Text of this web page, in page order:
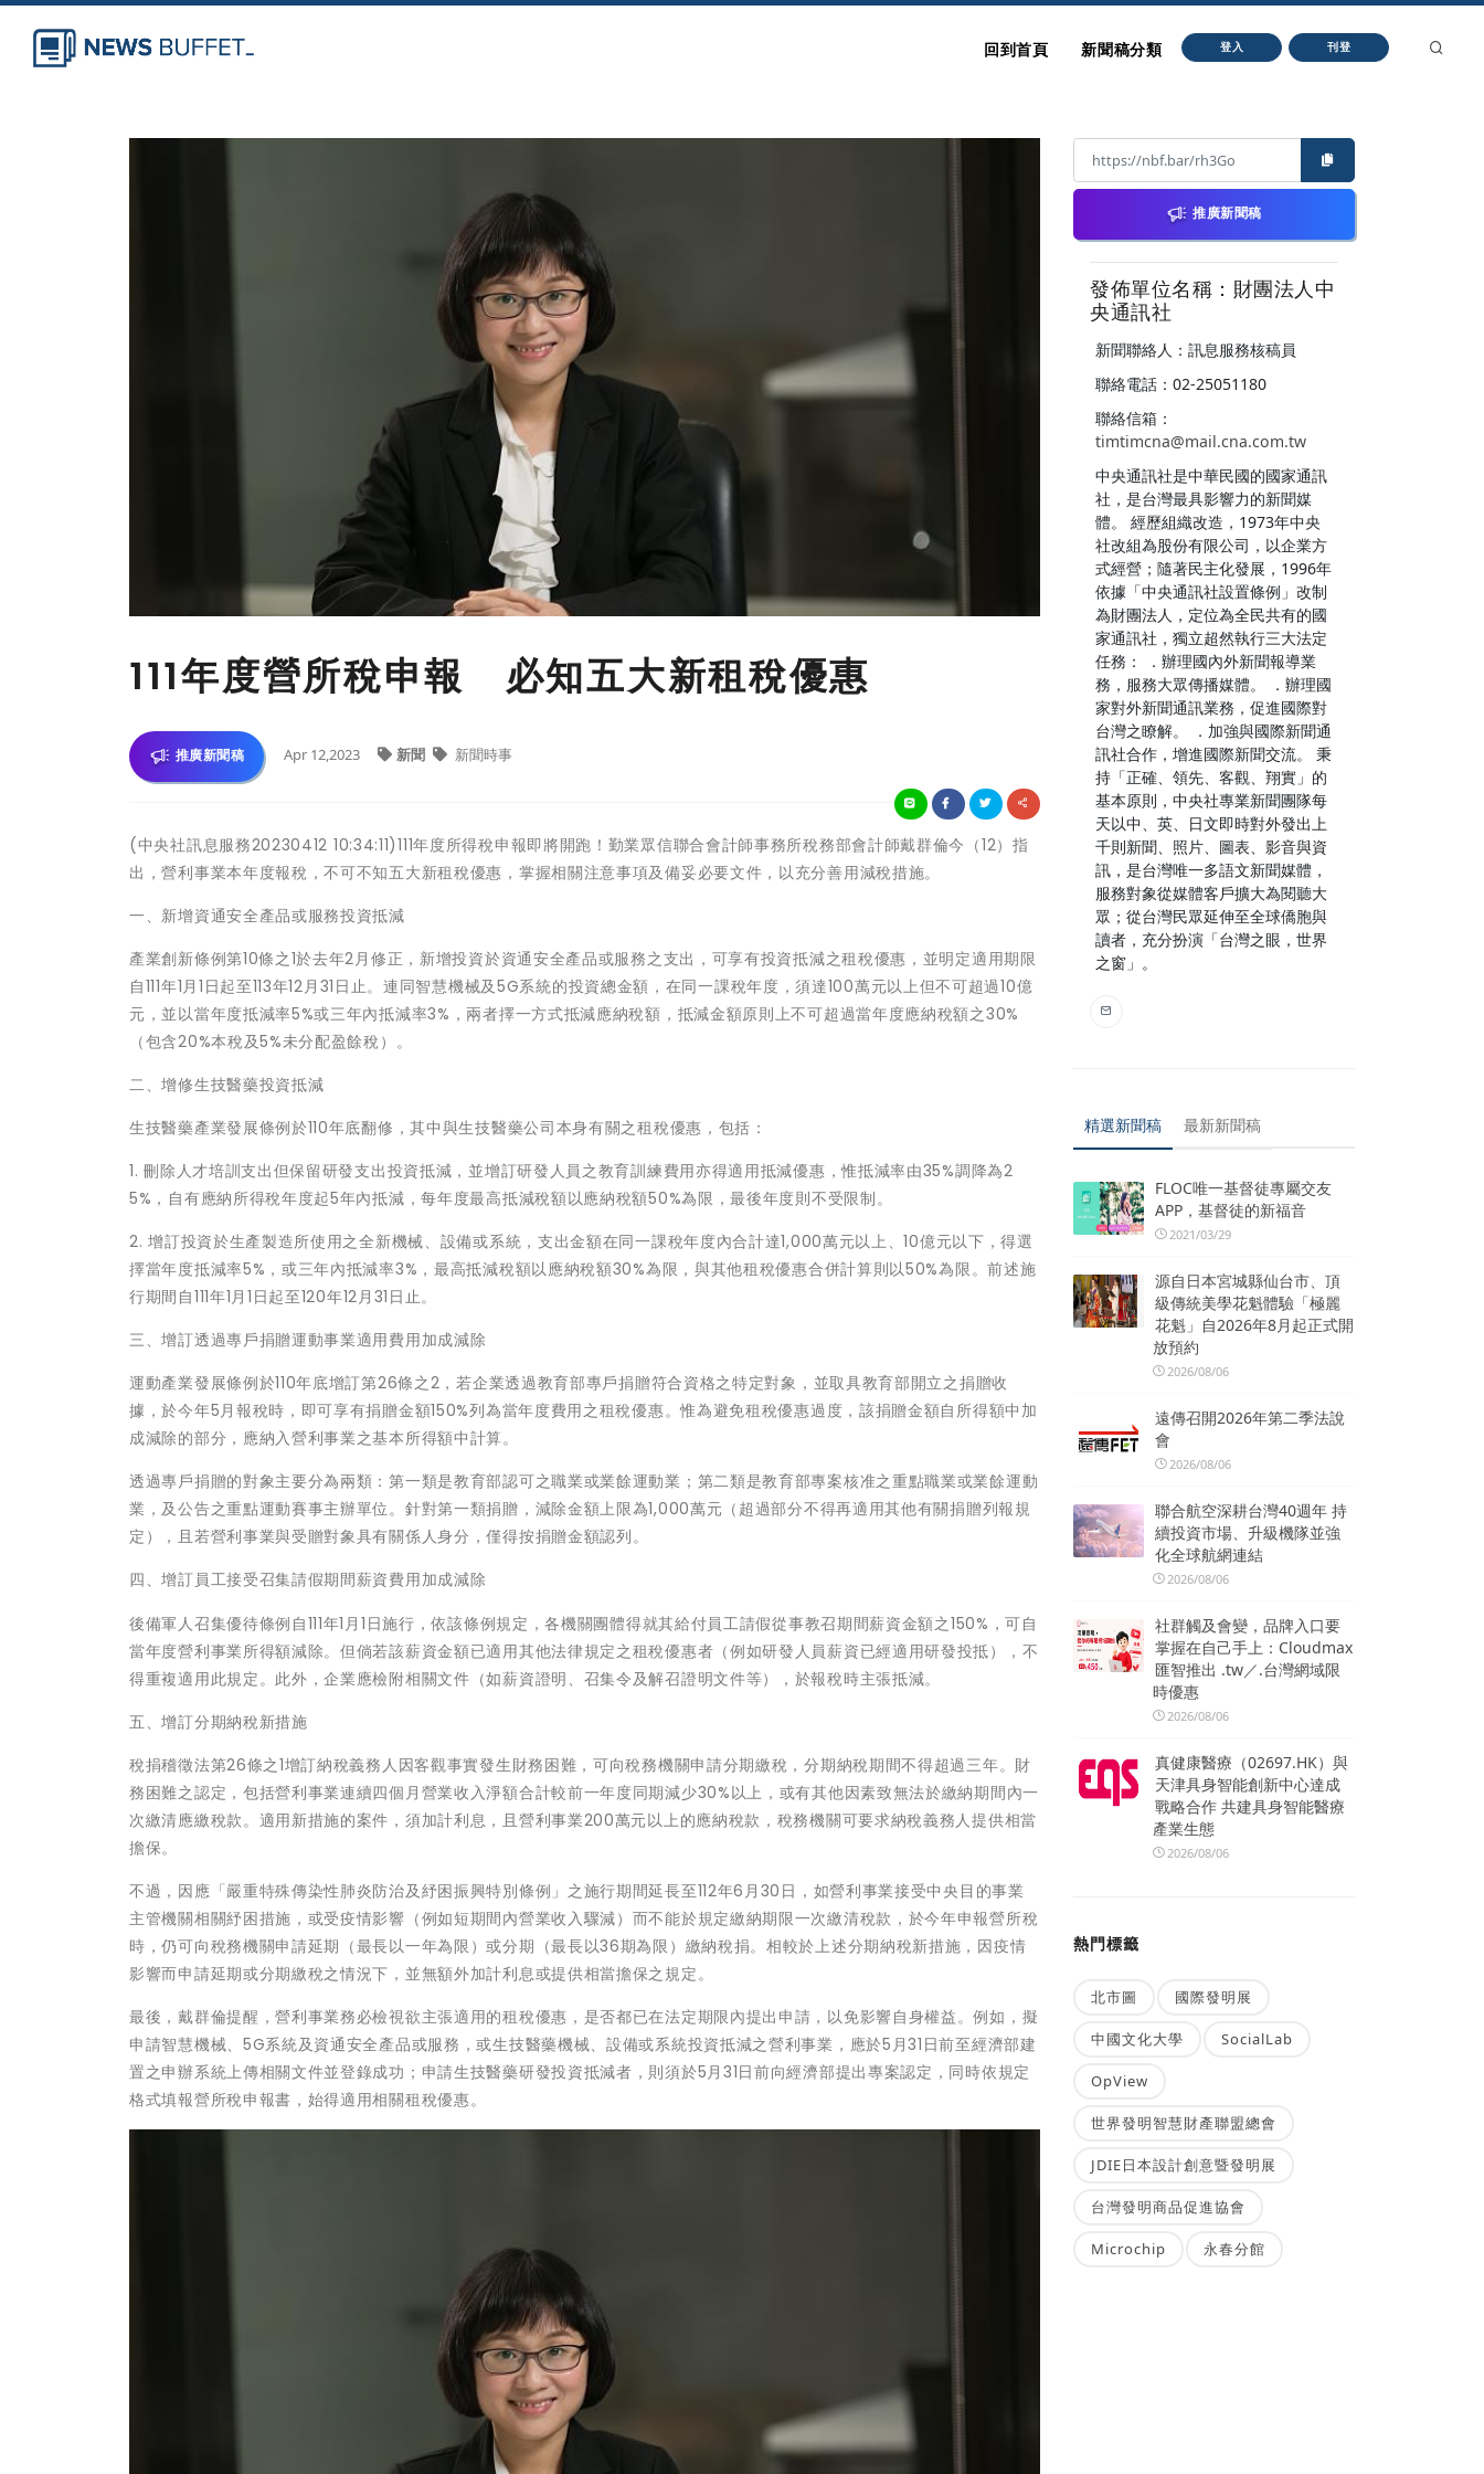
回到首頁 新聞稿分類 登入 刊登
111年度營所稅申報 必知五大新租稅優惠
推廣新聞稿 Apr 12,2023 新聞 新聞時事
(中央社訊息服務20230412 10:34:11)111年度所得稅申報即將開跑！勤業眾信聯合會計師事務所稅務部會計師戴群倫今（12）指
出，營利事業本年度報稅，不可不知五大新租稅優惠，掌握相關注意事項及備妥必要文件，以充分善用減稅措施。
一、新增資通安全產品或服務投資抵減
產業創新條例第10條之1於去年2月修正，新增投資於資通安全產品或服務之支出，可享有投資抵減之租稅優惠，並明定適用期限
自111年1月1日起至113年12月31日止。連同智慧機械及5G系統的投資總金額，在同一課稅年度，須達100萬元以上但不可超過10億
元，並以當年度抵減率5%或三年內抵減率3%，兩者擇一方式抵減應納稅額，抵減金額原則上不可超過當年度應納稅額之30%
（包含20%本稅及5%未分配盈餘稅）。
二、增修生技醫藥投資抵減
生技醫藥產業發展條例於110年底翻修，其中與生技醫藥公司本身有關之租稅優惠，包括：
1. 刪除人才培訓支出但保留研發支出投資抵減，並增訂研發人員之教育訓練費用亦得適用抵減優惠，惟抵減率由35%調降為2
5%，自有應納所得稅年度起5年內抵減，每年度最高抵減稅額以應納稅額50%為限，最後年度則不受限制。
2. 增訂投資於生產製造所使用之全新機械、設備或系統，支出金額在同一課稅年度內合計達1,000萬元以上、10億元以下，得選
擇當年度抵減率5%，或三年內抵減率3%，最高抵減稅額以應納稅額30%為限，與其他租稅優惠合併計算則以50%為限。前述施
行期間自111年1月1日起至120年12月31日止。
三、增訂透過專戶捐贈運動事業適用費用加成減除
運動產業發展條例於110年底增訂第26條之2，若企業透過教育部專戶捐贈符合資格之特定對象，並取具教育部開立之捐贈收
據，於今年5月報稅時，即可享有捐贈金額150%列為當年度費用之租稅優惠。惟為避免租稅優惠過度，該捐贈金額自所得額中加
成減除的部分，應納入營利事業之基本所得額中計算。
透過專戶捐贈的對象主要分為兩類：第一類是教育部認可之職業或業餘運動業；第二類是教育部專案核准之重點職業或業餘運動
業，及公告之重點運動賽事主辦單位。針對第一類捐贈，減除金額上限為1,000萬元（超過部分不得再適用其他有關捐贈列報規
定），且若營利事業與受贈對象具有關係人身分，僅得按捐贈金額認列。
四、增訂員工接受召集請假期間薪資費用加成減除
後備軍人召集優待條例自111年1月1日施行，依該條例規定，各機關團體得就其給付員工請假從事教召期間薪資金額之150%，可自
當年度營利事業所得額減除。但倘若該薪資金額已適用其他法律規定之租稅優惠者（例如研發人員薪資已經適用研發投抵），不
得重複適用此規定。此外，企業應檢附相關文件（如薪資證明、召集令及解召證明文件等），於報稅時主張抵減。
五、增訂分期納稅新措施
稅捐稽徵法第26條之1增訂納稅義務人因客觀事實發生財務困難，可向稅務機關申請分期繳稅，分期納稅期間不得超過三年。財
務困難之認定，包括營利事業連續四個月營業收入淨額合計較前一年度同期減少30%以上，或有其他因素致無法於繳納期間內一
次繳清應繳稅款。適用新措施的案件，須加計利息，且營利事業200萬元以上的應納稅款，稅務機關可要求納稅義務人提供相當
擔保。
不過，因應「嚴重特殊傳染性肺炎防治及紓困振興特別條例」之施行期間延長至112年6月30日，如營利事業接受中央目的事業
主管機關相關紓困措施，或受疫情影響（例如短期間內營業收入驟減）而不能於規定繳納期限一次繳清稅款，於今年申報營所稅
時，仍可向稅務機關申請延期（最長以一年為限）或分期（最長以36期為限）繳納稅捐。相較於上述分期納稅新措施，因疫情
影響而申請延期或分期繳稅之情況下，並無額外加計利息或提供相當擔保之規定。
最後，戴群倫提醒，營利事業務必檢視欲主張適用的租稅優惠，是否都已在法定期限內提出申請，以免影響自身權益。例如，擬
申請智慧機械、5G系統及資通安全產品或服務，或生技醫藥機械、設備或系統投資抵減之營利事業，應於5月31日前至經濟部建
置之申辦系統上傳相關文件並登錄成功；申請生技醫藥研發投資抵減者，則須於5月31日前向經濟部提出專案認定，同時依規定
格式填報營所稅申報書，始得適用相關租稅優惠。
推廣新聞稿
發佈單位名稱：財團法人中
央通訊社
新聞聯絡人：訊息服務核稿員
聯絡電話：02-25051180
聯絡信箱：
timtimcna@mail.cna.com.tw
中央通訊社是中華民國的國家通訊
社，是台灣最具影響力的新聞媒
體。 經歷組織改造，1973年中央
社改組為股份有限公司，以企業方
式經營；隨著民主化發展，1996年
依據「中央通訊社設置條例」改制
為財團法人，定位為全民共有的國
家通訊社，獨立超然執行三大法定
任務： ．辦理國內外新聞報導業
務，服務大眾傳播媒體。 ．辦理國
家對外新聞通訊業務，促進國際對
台灣之瞭解。 ．加強與國際新聞通
訊社合作，增進國際新聞交流。 秉
持「正確、領先、客觀、翔實」的
基本原則，中央社專業新聞團隊每
天以中、英、日文即時對外發出上
千則新聞、照片、圖表、影音與資
訊，是台灣唯一多語文新聞媒體，
服務對象從媒體客戶擴大為閱聽大
眾；從台灣民眾延伸至全球僑胞與
讀者，充分扮演「台灣之眼，世界
之窗」。
精選新聞稿 最新新聞稿
FLOC唯一基督徒專屬交友
APP，基督徒的新福音
2021/03/29
源自日本宮城縣仙台市、頂
級傳統美學花魁體驗「極麗
花魁」自2026年8月起正式開
放預約
2026/08/06
遠傳召開2026年第二季法說
會
2026/08/06
聯合航空深耕台灣40週年 持
續投資市場、升級機隊並強
化全球航網連結
2026/08/06
社群觸及會變，品牌入口要
掌握在自己手上：Cloudmax
匯智推出 .tw／.台灣網域限
時優惠
2026/08/06
真健康醫療（02697.HK）與
天津具身智能創新中心達成
戰略合作 共建具身智能醫療
產業生態
2026/08/06
熱門標籤
北市圖 國際發明展
中國文化大學 SocialLab
OpView
世界發明智慧財產聯盟總會
JDIE日本設計創意暨發明展
台灣發明商品促進協會
Microchip 永春分館